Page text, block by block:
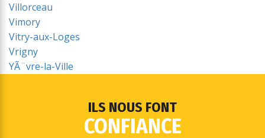
Villorceau
Vimory
Vitry-aux-Loges
Vrigny
YÃ¨vre-la-Ville
ILS NOUS FONT
CONFIANCE